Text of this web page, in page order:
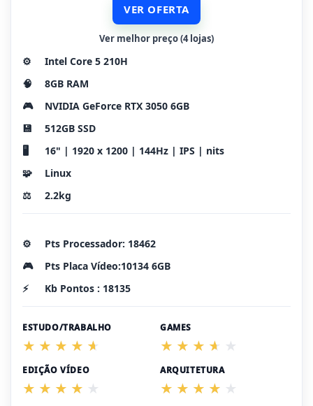
VER OFERTA
Ver melhor preço (4 lojas)
⚙️
Intel Core 5 210H
🧠
8GB RAM
🎮
NVIDIA GeForce RTX 3050 6GB
💾
512GB SSD
🖥️
16" | 1920 x 1200 | 144Hz | IPS | nits
🧩
Linux
⚖️
2.2kg
⚙️
Pts Processador: 18462
🎮
Pts Placa Vídeo:10134 6GB
⚡
Kb Pontos : 18135
ESTUDO/TRABALHO GAMES
EDIÇÃO VÍDEO ARQUITETURA